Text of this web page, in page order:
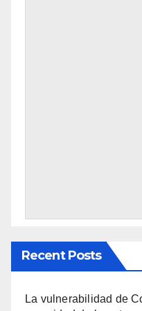
Recent Posts
La vulnerabilidad de